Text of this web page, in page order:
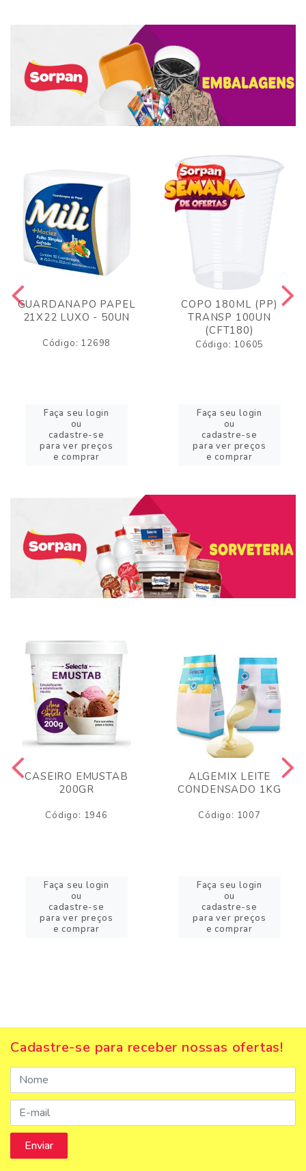
GUARDANAPO PAPEL
21X22 LUXO - 50UN
Código: 12698
Faça seu login
ou
cadastre-se
para ver preços
e comprar
COPO 180ML (PP)
TRANSP 100UN
(CFT180)
Código: 10605
Faça seu login
ou
cadastre-se
para ver preços
e comprar
CASEIRO EMUSTAB
200GR
Código: 1946
Faça seu login
ou
cadastre-se
para ver preços
e comprar
ALGEMIX LEITE
CONDENSADO 1KG
Código: 1007
Faça seu login
ou
cadastre-se
para ver preços
e comprar
Cadastre-se para receber nossas ofertas!